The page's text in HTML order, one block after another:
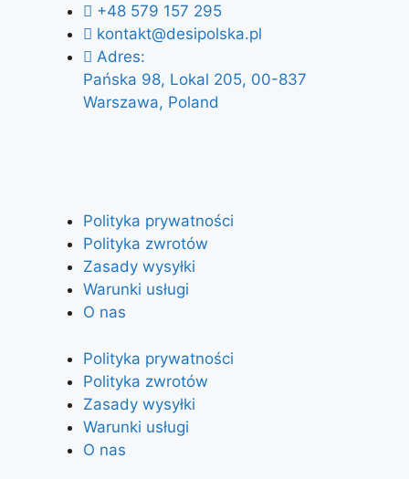
+48 579 157 295
kontakt@desipolska.pl
Adres:
Pańska 98, Lokal 205, 00-837
Warszawa, Poland
Polityka prywatności
Polityka zwrotów
Zasady wysyłki
Warunki usługi
O nas
Polityka prywatności
Polityka zwrotów
Zasady wysyłki
Warunki usługi
O nas